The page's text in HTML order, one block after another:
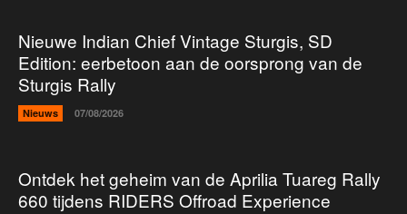
Nieuwe Indian Chief Vintage Sturgis, SD
Edition: eerbetoon aan de oorsprong van de
Sturgis Rally
Nieuws 07/08/2026
Ontdek het geheim van de Aprilia Tuareg Rally
660 tijdens RIDERS Offroad Experience